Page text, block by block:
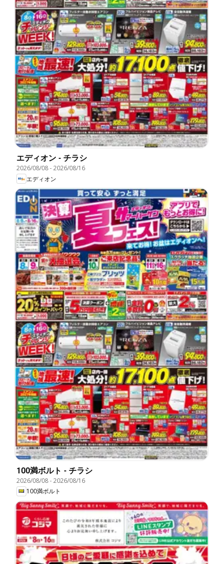
エディオン - チラシ
2026/08/08-2026/08/16
エディオン
100満ボルト - チラシ
2026/08/08-2026/08/16
100満ボルト